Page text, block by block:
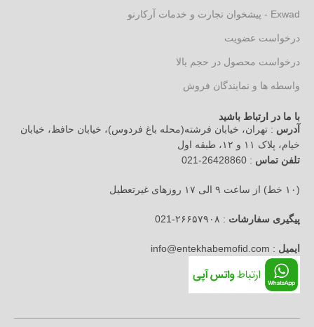
Exwad - پیشخوان تجارت و خدمات آرکارنو
درخواست عضویت
درخواست محصول در حجم بالا
واسطه ها و نمایندگان فروش
با ما در ارتباط باشید
آدرس : تهران، خیابان فرشته(محله باغ فردوس)، خیابان حافظ، خیابان
خیام، پلاک ۱۱ و ۱۲، طبقه اول
تلفن تماس : 26428860-021
(۱۰ خط) از ساعت ۹ الی ۱۷ روزهای غیرتعطیل
پیگیری سفارشات : ۲۶۶۵۷۹۰۸-021
ایمیل : info@entekhabemofid.com